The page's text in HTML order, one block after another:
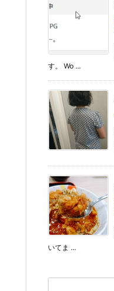
す。 Wo ...
いてま ...